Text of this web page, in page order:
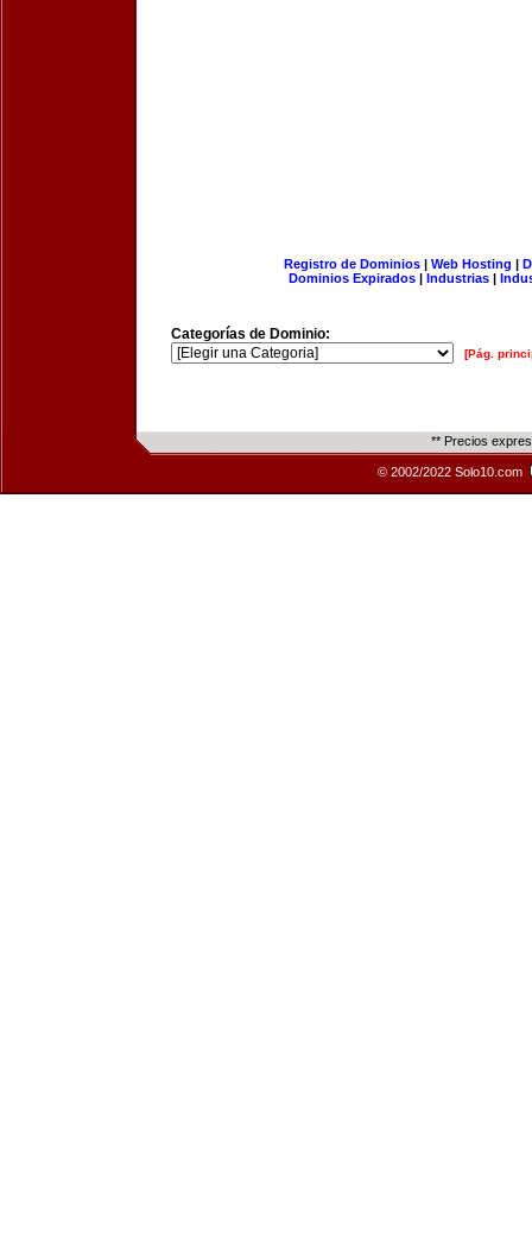
Registro de Dominios| Web Hosting |
Dominios Expirados | Industrias |
Categorías de Dominio:
[Pág.
** Precios
© 2002/2022 Solo10.com